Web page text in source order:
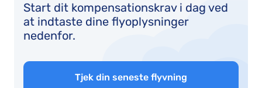
Start dit kompensationskrav i dag ved
at indtaste dine flyoplysninger
nedenfor.
Tjek din seneste flyvning